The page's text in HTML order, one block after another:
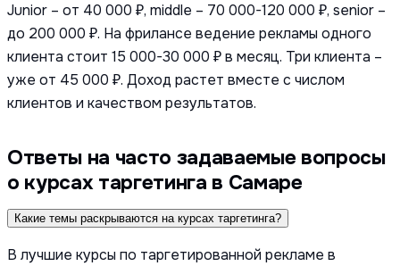
Junior – от 40 000 ₽, middle – 70 000-120 000 ₽, senior –
до 200 000 ₽. На фрилансе ведение рекламы одного
клиента стоит 15 000-30 000 ₽ в месяц. Три клиента –
уже от 45 000 ₽. Доход растет вместе с числом
клиентов и качеством результатов.
Ответы на часто задаваемые вопросы
о курсах таргетинга в Самаре
Какие темы раскрываются на курсах таргетинга?
В лучшие курсы по таргетированной рекламе в